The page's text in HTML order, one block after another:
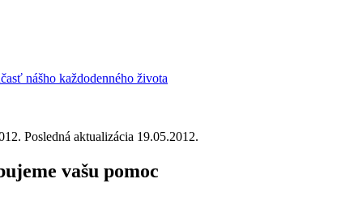
nášho každodenného života
Posledná aktualizácia 19.05.2012.
vašu pomoc